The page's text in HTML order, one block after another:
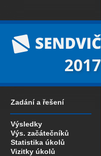
2017
Zadání a řešení
Výsledky
Výs. začátečníků
Statistika úkolů
Vizitky úkolů